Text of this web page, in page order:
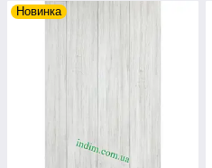
Новинка